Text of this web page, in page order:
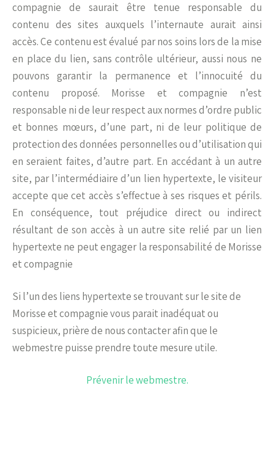
compagnie de saurait être tenue responsable du
contenu des sites auxquels l’internaute aurait ainsi
accès. Ce contenu est évalué par nos soins lors de la mise
en place du lien, sans contrôle ultérieur, aussi nous ne
pouvons garantir la permanence et l’innocuité du
contenu proposé. Morisse et compagnie n’est
responsable ni de leur respect aux normes d’ordre public
et bonnes mœurs, d’une part, ni de leur politique de
protection des données personnelles ou d’utilisation qui
en seraient faites, d’autre part. En accédant à un autre
site, par l’intermédiaire d’un lien hypertexte, le visiteur
accepte que cet accès s’effectue à ses risques et périls.
En conséquence, tout préjudice direct ou indirect
résultant de son accès à un autre site relié par un lien
hypertexte ne peut engager la responsabilité de Morisse
et compagnie
Si l’un des liens hypertexte se trouvant sur le site de
Morisse et compagnie vous parait inadéquat ou
suspicieux, prière de nous contacter afin que le
webmestre puisse prendre toute mesure utile.
Prévenir le webmestre.